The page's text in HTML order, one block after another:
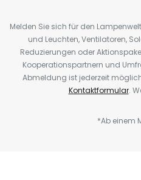
Melden Sie sich für den
und Leuchten, Ventilatoren,
Reduzierungen oder
Kooperationspartnern und
Abmeldung ist jederzeit
Kontaktformular.
*Ab einem